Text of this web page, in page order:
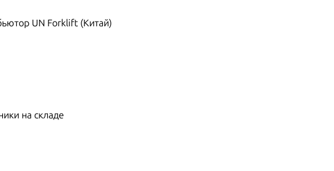
UN Forklift (Китай)
на складе